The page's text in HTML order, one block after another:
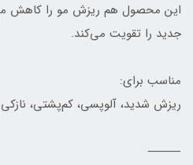
این محصول هم ریزش مو را کاهش
جدید را تقویت می‌کند.
مناسب برای:
ریزش شدید، آلوپسی، کم‌پشتی، نازکی
⸻